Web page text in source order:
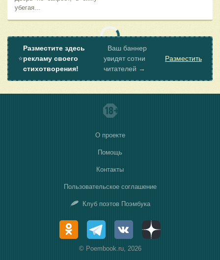
убегая...
⭐
Разместите здесь
рекламу своего
стихотворения!
Ваш баннер
увидят сотни
читателей →
Разместить
О проекте
Помощь
Контакты
Пользовательское соглашение
Клуб поэтов Поэмбука
© Poembook.ru, 2026